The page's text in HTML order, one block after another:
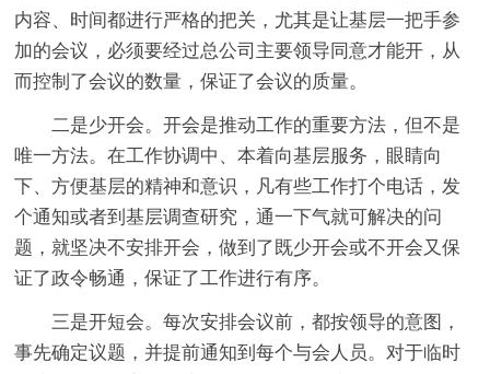
内容、时间都进行严格的把关，尤其是让基层一把手参
加的会议，必须要经过总公司主要领导同意才能开，从
而控制了会议的数量，保证了会议的质量。
二是少开会。开会是推动工作的重要方法，但不是
唯一方法。在工作协调中、本着向基层服务，眼睛向
下、方便基层的精神和意识，凡有些工作打个电话，发
个通知或者到基层调查研究，通一下气就可解决的问
题，就坚决不安排开会，做到了既少开会或不开会又保
证了政令畅通，保证了工作进行有序。
三是开短会。每次安排会议前，都按领导的意图，
事先确定议题，并提前通知到每个与会人员。对于临时